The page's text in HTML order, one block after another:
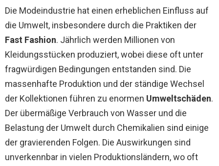
Die Modeindustrie hat einen erheblichen Einfluss auf
die Umwelt, insbesondere durch die Praktiken der
Fast Fashion. Jährlich werden Millionen von
Kleidungsstücken produziert, wobei diese oft unter
fragwürdigen Bedingungen entstanden sind. Die
massenhafte Produktion und der ständige Wechsel
der Kollektionen führen zu enormen Umweltschäden.
Der übermäßige Verbrauch von Wasser und die
Belastung der Umwelt durch Chemikalien sind einige
der gravierenden Folgen. Die Auswirkungen sind
unverkennbar in vielen Produktionsländern, wo oft